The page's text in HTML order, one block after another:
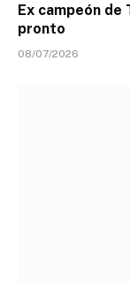
Ex campeón de
pronto
08/07/2026